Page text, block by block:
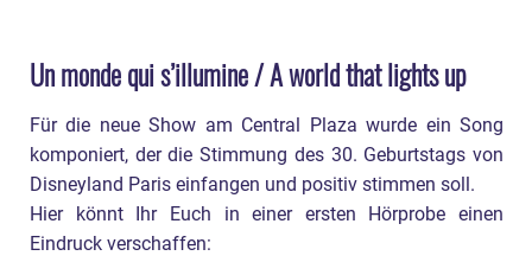
Un monde qui s’illumine / A world that lights up
Für die neue Show am Central Plaza wurde ein Song
komponiert, der die Stimmung des 30. Geburtstags von
Disneyland Paris einfangen und positiv stimmen soll.
Hier könnt Ihr Euch in einer ersten Hörprobe einen
Eindruck verschaffen: